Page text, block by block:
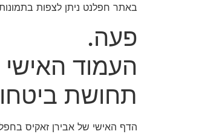
באתר חפלנט ניתן לצפות
פעה.
העמוד
תחושת
הדף האישי של אבירן זאקיס